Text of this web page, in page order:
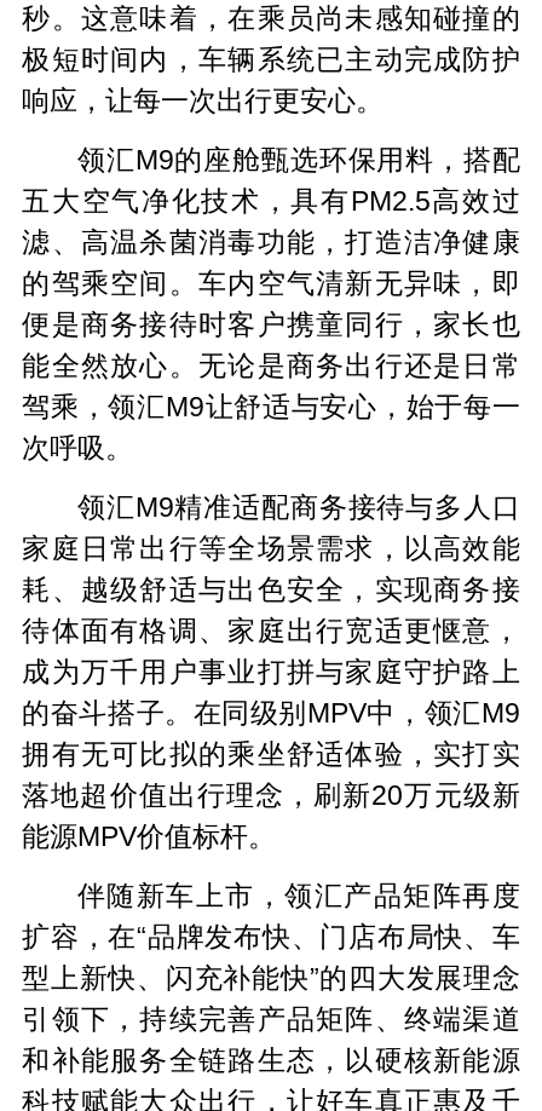
秒。这意味着，在乘员尚未感知碰撞的
极短时间内，车辆系统已主动完成防护
响应，让每一次出行更安心。
领汇M9的座舱甄选环保用料，搭配
五大空气净化技术，具有PM2.5高效过
滤、高温杀菌消毒功能，打造洁净健康
的驾乘空间。车内空气清新无异味，即
便是商务接待时客户携童同行，家长也
能全然放心。无论是商务出行还是日常
驾乘，领汇M9让舒适与安心，始于每一
次呼吸。
领汇M9精准适配商务接待与多人口
家庭日常出行等全场景需求，以高效能
耗、越级舒适与出色安全，实现商务接
待体面有格调、家庭出行宽适更惬意，
成为万千用户事业打拼与家庭守护路上
的奋斗搭子。在同级别MPV中，领汇M9
拥有无可比拟的乘坐舒适体验，实打实
落地超价值出行理念，刷新20万元级新
能源MPV价值标杆。
伴随新车上市，领汇产品矩阵再度
扩容，在“品牌发布快、门店布局快、车
型上新快、闪充补能快”的四大发展理念
引领下，持续完善产品矩阵、终端渠道
和补能服务全链路生态，以硬核新能源
科技赋能大众出行，让好车真正惠及千